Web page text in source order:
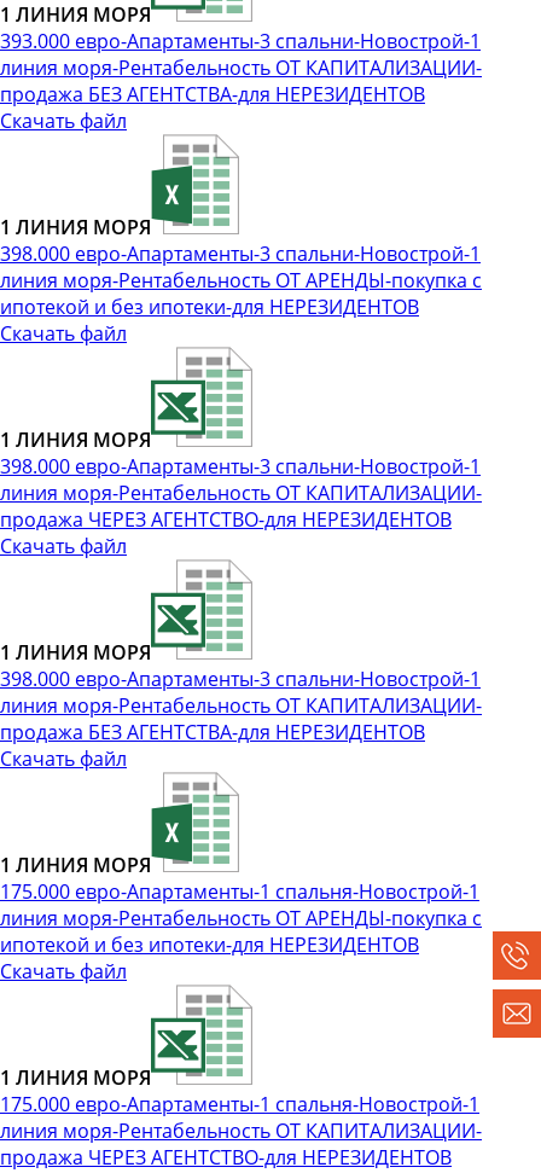
1 ЛИНИЯ МОРЯ
393.000 евро-Апартаменты-3 спальни-Новострой-1
линия моря-Рентабельность ОТ КАПИТАЛИЗАЦИИ-
продажа БЕЗ АГЕНТСТВА-для НЕРЕЗИДЕНТОВ
Скачать файл
1 ЛИНИЯ МОРЯ
398.000 евро-Апартаменты-3 спальни-Новострой-1
линия моря-Рентабельность ОТ АРЕНДЫ-покупка с
ипотекой и без ипотеки-для НЕРЕЗИДЕНТОВ
Скачать файл
1 ЛИНИЯ МОРЯ
398.000 евро-Апартаменты-3 спальни-Новострой-1
линия моря-Рентабельность ОТ КАПИТАЛИЗАЦИИ-
продажа ЧЕРЕЗ АГЕНТСТВО-для НЕРЕЗИДЕНТОВ
Скачать файл
1 ЛИНИЯ МОРЯ
398.000 евро-Апартаменты-3 спальни-Новострой-1
линия моря-Рентабельность ОТ КАПИТАЛИЗАЦИИ-
продажа БЕЗ АГЕНТСТВА-для НЕРЕЗИДЕНТОВ
Скачать файл
1 ЛИНИЯ МОРЯ
175.000 евро-Апартаменты-1 спальня-Новострой-1
линия моря-Рентабельность ОТ АРЕНДЫ-покупка с
ипотекой и без ипотеки-для НЕРЕЗИДЕНТОВ
Скачать файл
1 ЛИНИЯ МОРЯ
175.000 евро-Апартаменты-1 спальня-Новострой-1
линия моря-Рентабельность ОТ КАПИТАЛИЗАЦИИ-
продажа ЧЕРЕЗ АГЕНТСТВО-для НЕРЕЗИДЕНТОВ